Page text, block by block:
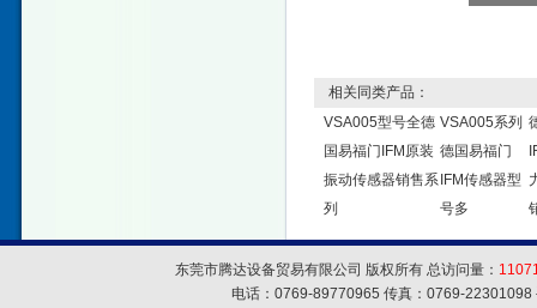
相关同类产品：
VSA005型号全德
国易福门IFM原装
振动传感器销售系
列
VSA005系列
德国易福门
IFM传感器型
号多
东莞市腾达设备贸易有限公司 版权所有 总访问量：
电话：0769-89770965 传真：0769-